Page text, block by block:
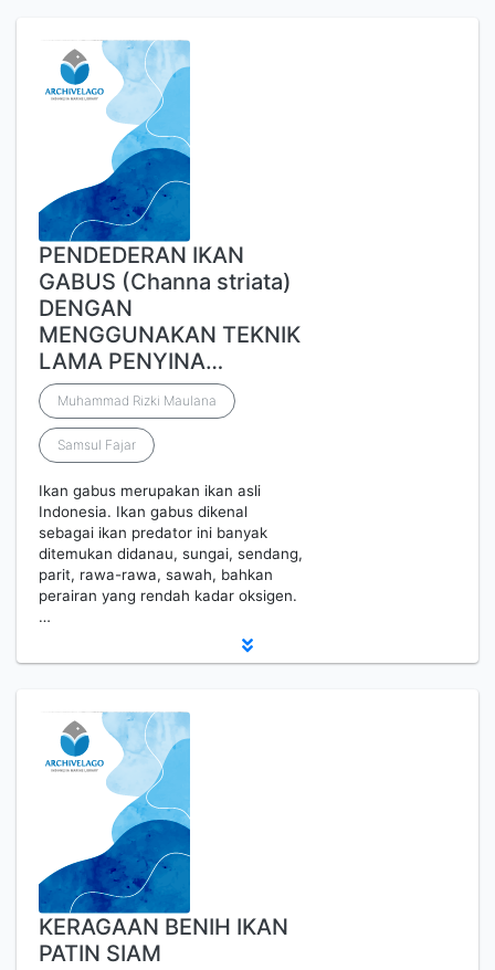
PENDEDERAN IKAN
GABUS (Channa striata)
DENGAN
MENGGUNAKAN TEKNIK
LAMA PENYINA…
Muhammad Rizki Maulana
Samsul Fajar
Ikan gabus merupakan ikan asli
Indonesia. Ikan gabus dikenal
sebagai ikan predator ini banyak
ditemukan didanau, sungai, sendang,
parit, rawa-rawa, sawah, bahkan
perairan yang rendah kadar oksigen.
…
KERAGAAN BENIH IKAN
PATIN SIAM